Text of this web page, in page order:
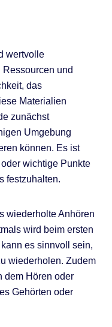
wertvolle
und
das
Materialien
zunächst
Umgebung
können. Es ist
wichtige Punkte
festzuhalten.
wiederholte Anhören
wird beim ersten
es sinnvoll sein,
wiederholen. Zudem
dem Hören oder
Gehörten oder